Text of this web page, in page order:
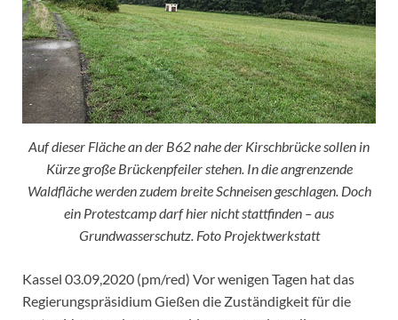
Auf dieser Fläche an der B62 nahe der Kirschbrücke sollen in
Kürze große Brückenpfeiler stehen. In die angrenzende
Waldfläche werden zudem breite Schneisen geschlagen. Doch
ein Protestcamp darf hier nicht stattfinden – aus
Grundwasserschutz. Foto Projektwerkstatt
Kassel 03.09,2020 (pm/red) Vor wenigen Tagen hat das
Regierungspräsidium Gießen die Zuständigkeit für die